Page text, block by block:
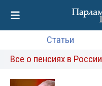
Статьи
Все о пенсиях в России